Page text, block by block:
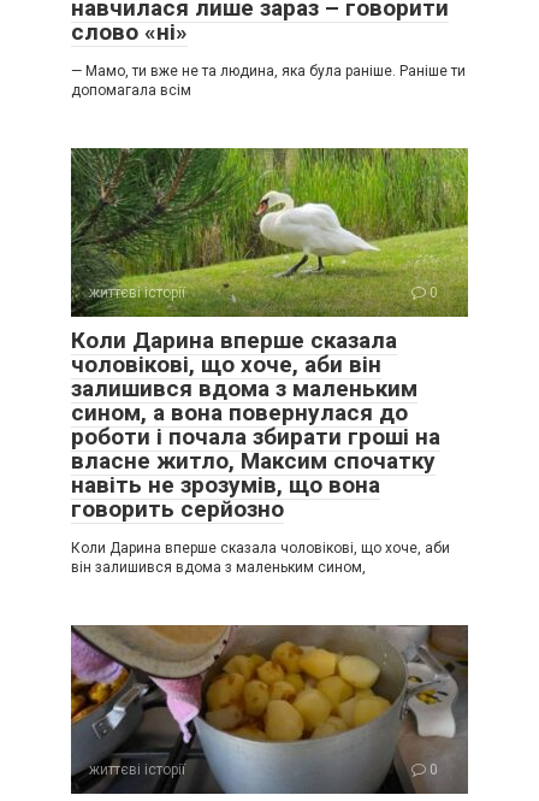
навчилася лише зараз – говорити
слово «ні»
— Мамо, ти вже не та людина, яка була раніше. Раніше ти
допомагала всім
життєві історії 0
Коли Дарина вперше сказала
чоловікові, що хоче, аби він
залишився вдома з маленьким
сином, а вона повернулася до
роботи і почала збирати гроші на
власне житло, Максим спочатку
навіть не зрозумів, що вона
говорить серйозно
Коли Дарина вперше сказала чоловікові, що хоче, аби
він залишився вдома з маленьким сином,
життєві історії 0